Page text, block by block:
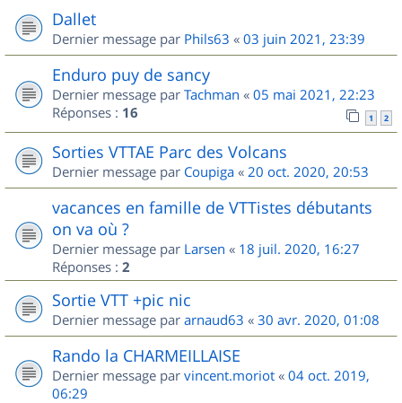
Dallet
Dernier message par Phils63 « 03 juin 2021, 23:39
Enduro puy de sancy
Dernier message par Tachman « 05 mai 2021, 22:23
Réponses : 16 1 2
Sorties VTTAE Parc des Volcans
Dernier message par Coupiga « 20 oct. 2020, 20:53
vacances en famille de VTTistes débutants
on va où ?
Dernier message par Larsen « 18 juil. 2020, 16:27
Réponses : 2
Sortie VTT +pic nic
Dernier message par arnaud63 « 30 avr. 2020, 01:08
Rando la CHARMEILLAISE
Dernier message par vincent.moriot « 04 oct. 2019,
06:29